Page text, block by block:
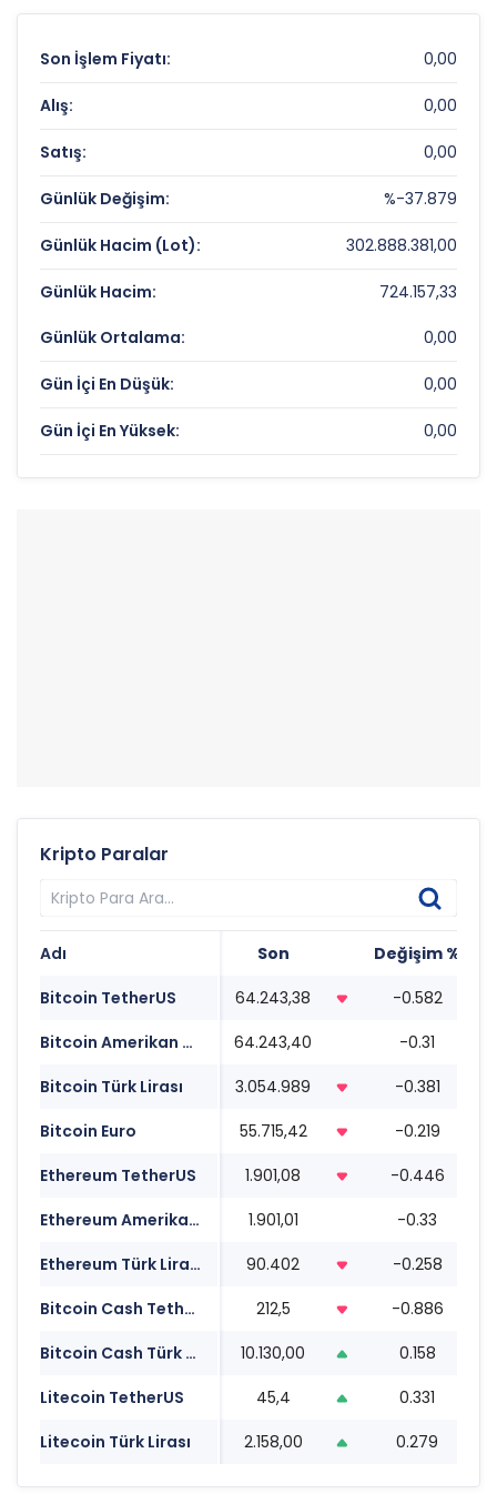
Son İşlem Fiyatı: 0,00
Alış: 0,00
Satış: 0,00
Günlük Değişim: %-37.879
Günlük Hacim (Lot): 302.888.381,00
Günlük Hacim: 724.157,33
Günlük Ortalama: 0,00
Gün İçi En Düşük: 0,00
Gün İçi En Yüksek: 0,00
Kripto Paralar
Adı Son Değişim %
Bitcoin TetherUS
64.243,38 -0.582
Bitcoin Amerikan Doları
64.243,40 -0.31
Bitcoin Türk Lirası
3.054.989 -0.381
Bitcoin Euro
55.715,42 -0.219
Ethereum TetherUS
1.901,08 -0.446
Ethereum Amerikan Doları
1.901,01 -0.33
Ethereum Türk Lirası
90.402 -0.258
Bitcoin Cash TetherUS
212,5 -0.886
Bitcoin Cash Türk Lirası
10.130,00 0.158
Litecoin TetherUS
45,4 0.331
Litecoin Türk Lirası
2.158,00 0.279